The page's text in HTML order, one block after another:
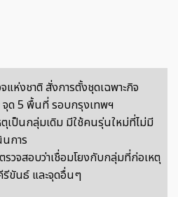
แห่งชาติ สั่งการตั้งชุดเฉพาะกิจ
จุด 5 พื้นที่ รอบกรุงเทพฯ
เป็นกลุ่มเดิม มีใช้คนรุ่นใหม่ที่ไม่มี
นการ
รวจสอบว่าเชื่อมโยงกับกลุ่มที่ก่อเหตุ
รีขันธ์ และจุดอื่นๆ